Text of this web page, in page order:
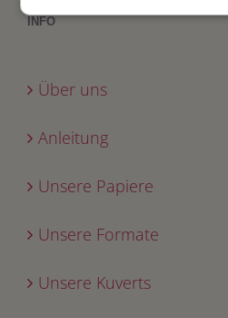
INFO
Über uns
Anleitung
Unsere Papiere
Unsere Formate
Unsere Kuverts